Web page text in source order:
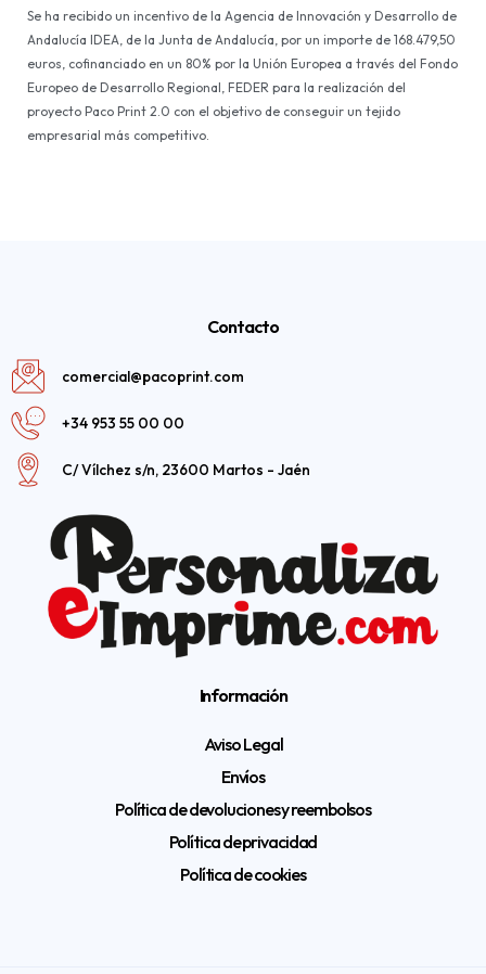
Se ha recibido un incentivo de la Agencia de Innovación y Desarrollo de
Andalucía IDEA, de la Junta de Andalucía, por un importe de 168.479,50
euros, cofinanciado en un 80% por la Unión Europea a través del Fondo
Europeo de Desarrollo Regional, FEDER para la realización del
proyecto Paco Print 2.0 con el objetivo de conseguir un tejido
empresarial más competitivo.
Contacto
comercial@pacoprint.com
+34 953 55 00 00
C/ Vílchez s/n, 23600 Martos - Jaén
Información
Aviso Legal
Envíos
Política de devoluciones y reembolsos
Política de privacidad
Política de cookies